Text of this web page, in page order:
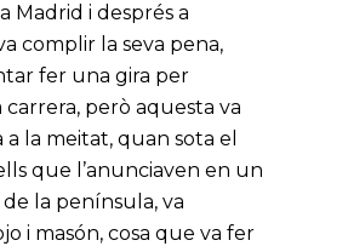
Madrid i després a
complir la seva pena,
fer una gira per
però aquesta va
la meitat, quan sota el
que l’anunciaven en un
la península, va
i masón, cosa que va fer